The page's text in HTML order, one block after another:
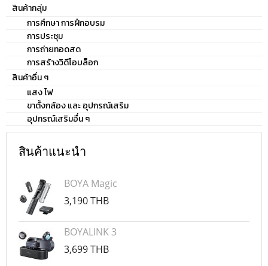
สินค้ากลุ่ม
การศึกษา การฝึกอบรม
การประชุม
การถ่ายทอดสด
การสร้างวิดีโอบล็อก
สินค้าอื่น ๆ
แสง ไฟ
ขาตั้งกล้อง และ อุปกรณ์เสริม
อุปกรณ์เสริมอื่น ๆ
สินค้าแนะนำ
BOYA Magic
3,190 THB
BOYALINK 3
3,699 THB